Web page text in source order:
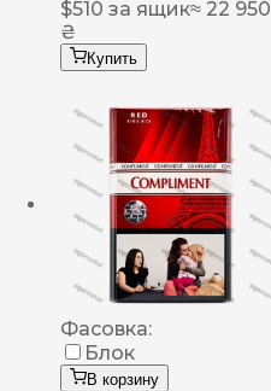
$510 за ящик≈ 22 950
₴
Купить
Фасовка:
Блок
В корзину